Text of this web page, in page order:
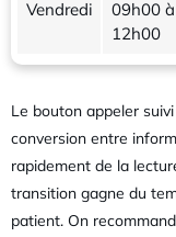
Vendredi
09h00 à
12h00
Le bouton appeler
conversion entre
rapidement de la
transition gagne du
patient. On